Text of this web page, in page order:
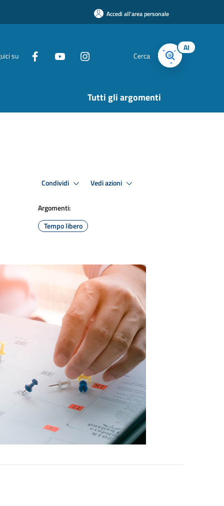
Accedi all'area personale
su Cerca
AI
Tutti gli argomenti
Condividi Vedi azioni
Argomenti:
Tempo libero